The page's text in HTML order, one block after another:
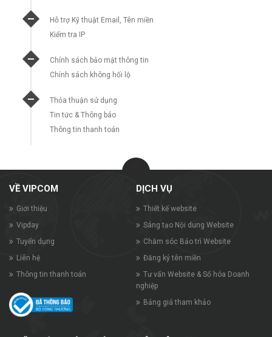
Hỗ trợ Kỹ thuật Email, Tên miền
Kiểm tra IP
Chính sách bảo mật thông tin
Chính sách không hối lộ
Thỏa thuận sử dụng
Tin tức & Thông báo
Thông tin thanh toán
VỀ VIPCOM
Giới thiệu
Vipday
Tuyển dụng
Liên hệ
Thông tin thanh toán
DỊCH VỤ
Thiết kế website
Sáng tạo Nội dung Website
Chăm sóc Bảo trì Website
Đăng ký tên miền
Tư vấn Website & Số hóa Doanh
nghiệp
Bảng giá tham khảo